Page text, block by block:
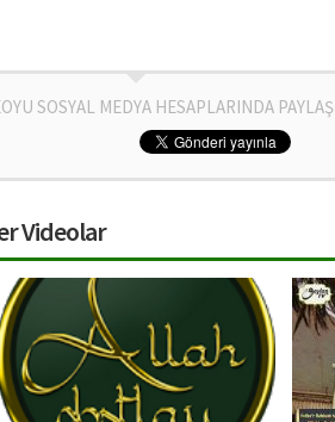
SOSYAL MEDYA HESAPLARINDA PAYLAŞ
Videolar